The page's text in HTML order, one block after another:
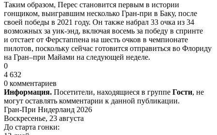
Таким образом, Перес становится первым в истории
гонщиком, выигравшим несколько Гран-при в Баку, после
своей победы в 2021 году. Он также набрал 33 очка из 34
возможных за уик-энд, включая восемь за победу в спринте
и отстает от Ферстаппена на шесть очков в чемпионате
пилотов, поскольку сейчас готовится отправиться во Флориду
на Гран–при Майами на следующей неделе.
0
4 632
0 комментариев
Информация. Посетители, находящиеся в группе Гости, не
могут оставлять комментарии к данной публикации.
Гран-При Нидерланд 2026
Воскресенье, 23 августа
До старта гонки: